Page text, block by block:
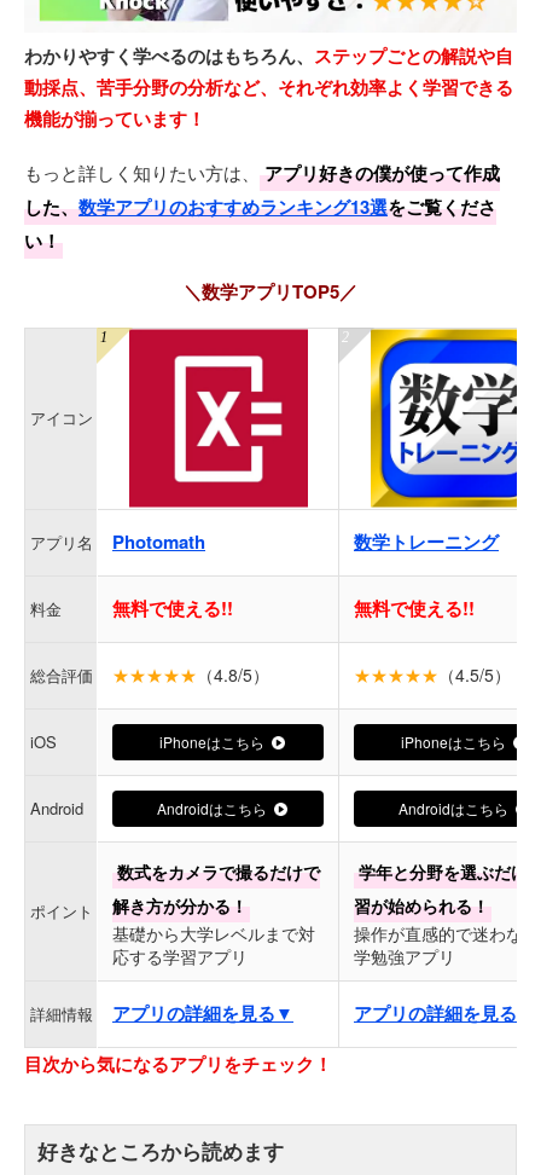
わかりやすく学べるのはもちろん、 ステップごとの解説や自
動採点、苦手分野の分析など、それぞれ効率よく学習できる
機能が揃っています！
もっと詳しく知りたい方は、
アプリ好きの僕が使って作成
した、数学アプリのおすすめランキング13選をご覧くださ
い！
＼数学アプリTOP5／
アイコン
アプリ名 Photomath 数学トレーニング
料金 無料で使える!! 無料で使える!!
総合評価 ★★★★★ （4.8/5） ★★★★★ （4.5/5）
iOS iPhoneはこちら iPhoneはこちら
Android Androidはこちら Androidはこちら
ポイント
数式をカメラで撮るだけで
解き方が分かる！
基礎から大学レベルまで対
応する学習アプリ
学年と分野を選ぶだけ
習が始められる！
操作が直感的で迷わな
学勉強アプリ
詳細情報 アプリの詳細を見る▼
アプリの詳細を見る▼
目次から気になるアプリをチェック！